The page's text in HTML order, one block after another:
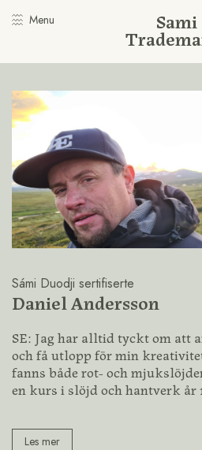
Menu Sami
Sámi Duodji sertifiserte
Daniel Andersson
SE: Jag har alltid tyckt om att
och få utlopp för min
fanns både rot- och
en kurs i slöjd och hantverk år
Les mer